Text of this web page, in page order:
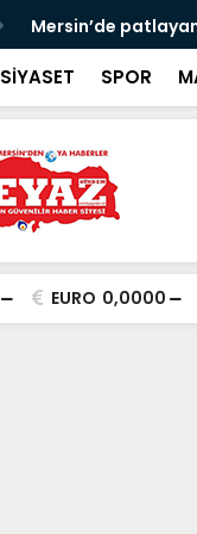
Mersin’de
SİYASET SPOR
EURO 0,0000